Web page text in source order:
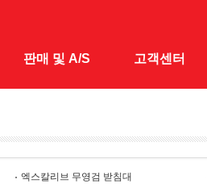
판매 및 A/S 고객센터
1:1 문의
엑스칼리브 무영검 받침대